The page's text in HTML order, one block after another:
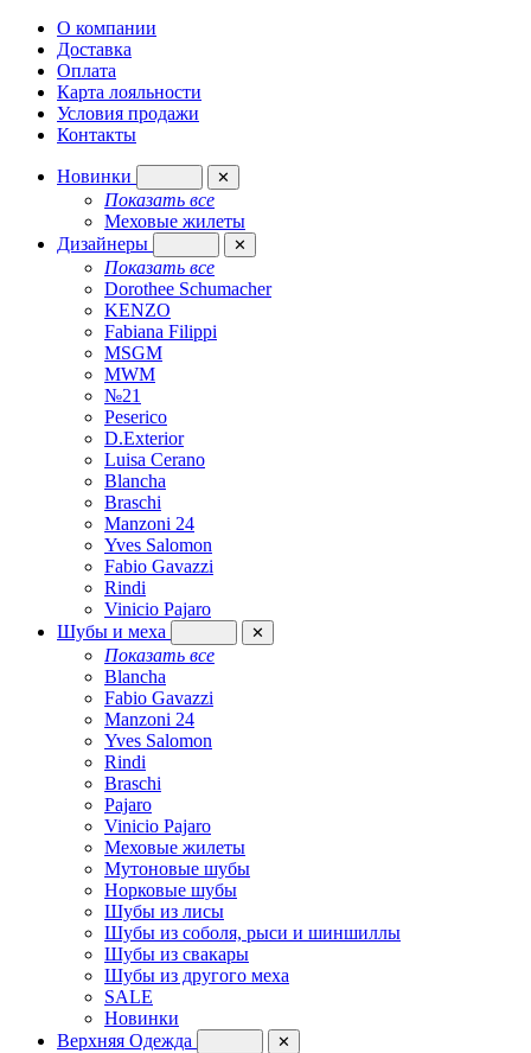
О компании
Доставка
Оплата
Карта лояльности
Условия продажи
Контакты
Новинки ✕
Показать все
Меховые жилеты
Дизайнеры
✕
Показать все
Dorothee Schumacher
KENZO
Fabiana Filippi
MSGM
MWM
№21
Peserico
D.Exterior
Luisa Cerano
Blancha
Braschi
Manzoni 24
Yves Salomon
Fabio Gavazzi
Rindi
Vinicio Pajaro
Шубы и меха
✕
Показать все
Blancha
Fabio Gavazzi
Manzoni 24
Yves Salomon
Rindi
Braschi
Pajaro
Vinicio Pajaro
Меховые жилеты
Мутоновые шубы
Норковые шубы
Шубы из лисы
Шубы из соболя, рыси и шиншиллы
Шубы из свакары
Шубы из другого меха
SALE
Новинки
Верхняя Одежда
✕